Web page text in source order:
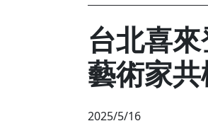
台北喜
藝術家
2025/5/16